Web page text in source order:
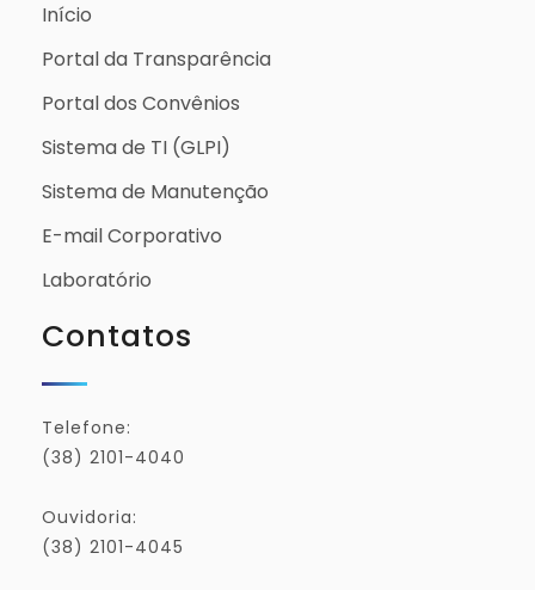
Início
Portal da Transparência
Portal dos Convênios
Sistema de TI (GLPI)
Sistema de Manutenção
E-mail Corporativo
Laboratório
Contatos
Telefone:
(38) 2101-4040
Ouvidoria:
(38) 2101-4045